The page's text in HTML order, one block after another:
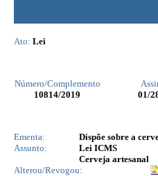
Ato: Lei
Número/Complemento
10814/2019 01/
Ementa:
Dispõe sobre a
Assunto:
Lei ICMS
Cerveja artesanal
Alterou/Revogou: